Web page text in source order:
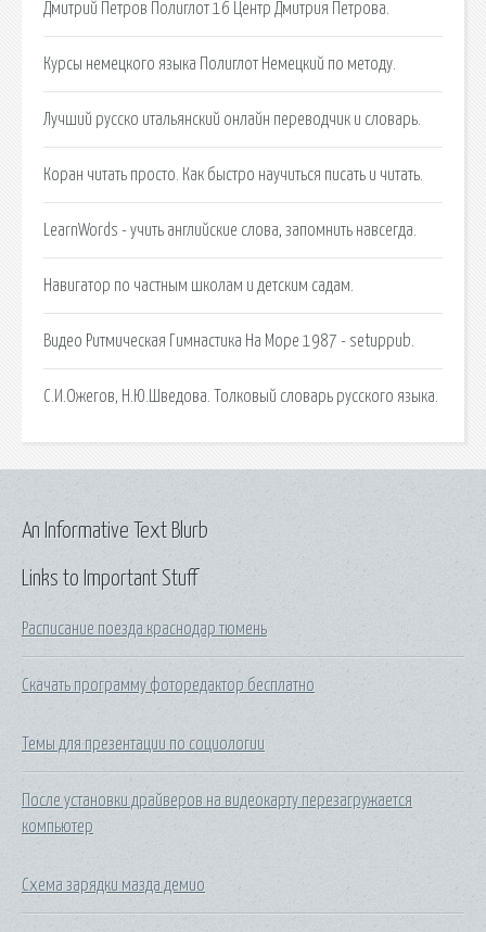
Дмитрий Петров Полиглот 16 Центр Дмитрия Петрова.
Курсы немецкого языка Полиглот Немецкий по методу.
Лучший русско итальянский онлайн переводчик и словарь.
Коран читать просто. Как быстро научиться писать и читать.
LearnWords - учить английские слова, запомнить навсегда.
Навигатор по частным школам и детским садам.
Видео Ритмическая Гимнастика На Море 1987 - setuppub.
С.И.Ожегов, Н.Ю.Шведова. Толковый словарь русского языка.
Links to Important Stuff
Расписание поезда краснодар тюмень
Скачать программу фоторедактор бесплатно
Темы для презентации по социологии
После установки драйверов на видеокарту перезагружается
компьютер
Схема зарядки мазда демио
An Informative Text Blurb